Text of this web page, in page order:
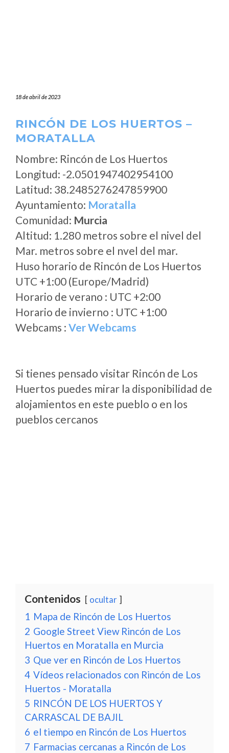
18 de abril de 2023
RINCÓN DE LOS HUERTOS –
MORATALLA
Nombre: Rincón de Los Huertos
Longitud: -2.0501947402954100
Latitud: 38.2485276247859900
Ayuntamiento: Moratalla
Comunidad: Murcia
Altitud: 1.280 metros sobre el nivel del
Mar. metros sobre el nvel del mar.
Huso horario de Rincón de Los Huertos
UTC +1:00 (Europe/Madrid)
Horario de verano : UTC +2:00
Horario de invierno : UTC +1:00
Webcams : Ver Webcams
Si tienes pensado visitar Rincón de Los
Huertos puedes mirar la disponibilidad de
alojamientos en este pueblo o en los
pueblos cercanos
Contenidos ocultar
1 Mapa de Rincón de Los Huertos
2 Google Street View Rincón de Los
Huertos en Moratalla en Murcia
3 Que ver en Rincón de Los Huertos
4 Vídeos relacionados con Rincón de Los
Huertos - Moratalla
5 RINCÓN DE LOS HUERTOS Y
CARRASCAL DE BAJIL
6 el tiempo en Rincón de Los Huertos
7 Farmacias cercanas a Rincón de Los